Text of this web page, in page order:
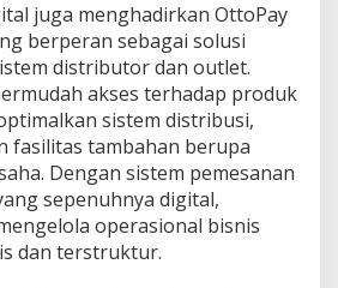
juga menghadirkan OttoPay
berperan sebagai solusi
distributor dan outlet.
akses terhadap produk
sistem distribusi,
fasilitas tambahan berupa
Dengan sistem pemesanan
sepenuhnya digital,
operasional bisnis
dan terstruktur.